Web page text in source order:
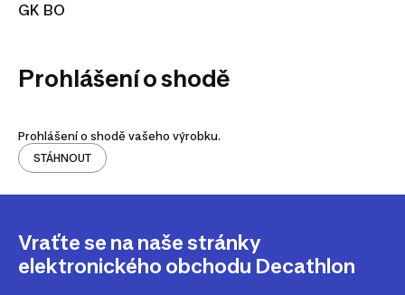
GK BO
Prohlášení o shodě
Prohlášení o shodě vašeho výrobku.
STÁHNOUT
Vraťte se na naše stránky
elektronického obchodu Decathlon